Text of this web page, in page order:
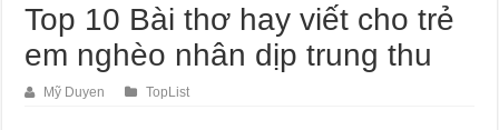
Top 10 Bài thơ hay viết cho trẻ
em nghèo nhân dịp trung thu
Mỹ Duyen TopList